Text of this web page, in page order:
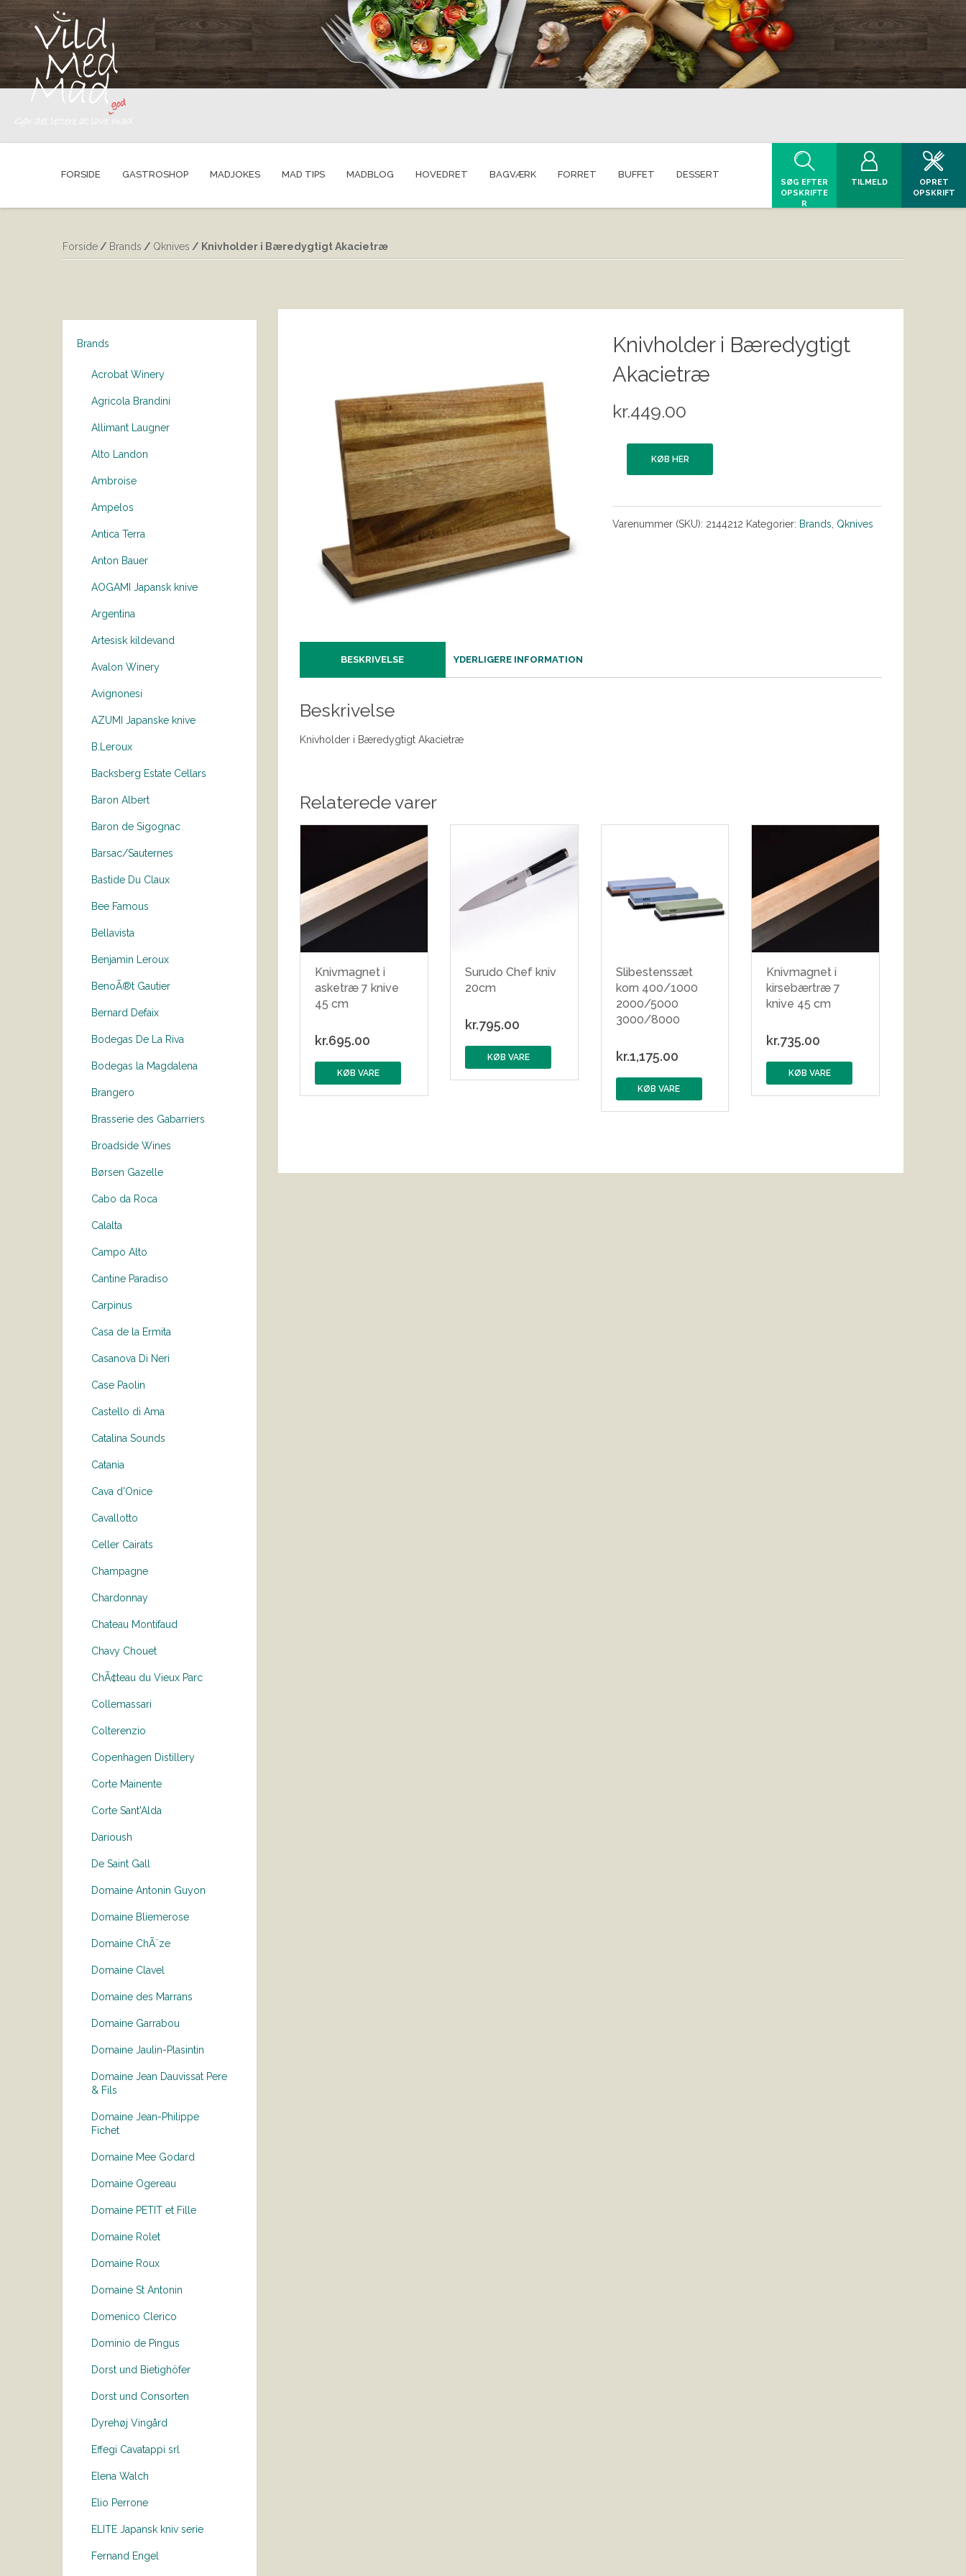
FORSIDE GASTROSHOP MADJOKES MAD TIPS MADBLOG HOVEDRET BAGVÆRK FORRET BUFFET DESSERT
SØG EFTER
OPSKRIFTE
R
TILMELD
OPRET
OPSKRIFT
Forside / Brands / Qknives / Knivholder i Bæredygtigt Akacietræ
Brands
Acrobat Winery
Agricola Brandini
Allimant Laugner
Alto Landon
Ambroise
Ampelos
Antica Terra
Anton Bauer
AOGAMI Japansk knive
Argentina
Artesisk kildevand
Avalon Winery
Avignonesi
AZUMI Japanske knive
B.Leroux
Backsberg Estate Cellars
Baron Albert
Baron de Sigognac
Barsac/Sauternes
Bastide Du Claux
Bee Famous
Bellavista
Benjamin Leroux
BenoÃ®t Gautier
Bernard Defaix
Bodegas De La Riva
Bodegas la Magdalena
Brangero
Brasserie des Gabarriers
Broadside Wines
Børsen Gazelle
Cabo da Roca
Calalta
Campo Alto
Cantine Paradiso
Carpinus
Casa de la Ermita
Casanova Di Neri
Case Paolin
Castello di Ama
Catalina Sounds
Catania
Cava d'Onice
Cavallotto
Celler Cairats
Champagne
Chardonnay
Chateau Montifaud
Chavy Chouet
ChÃ¢teau du Vieux Parc
Collemassari
Colterenzio
Copenhagen Distillery
Corte Mainente
Corte Sant'Alda
Darioush
De Saint Gall
Domaine Antonin Guyon
Domaine Bliemerose
Domaine ChÃ¨ze
Domaine Clavel
Domaine des Marrans
Domaine Garrabou
Domaine Jaulin-Plasintin
Domaine Jean Dauvissat Pere
& Fils
Domaine Jean-Philippe
Fichet
Domaine Mee Godard
Domaine Ogereau
Domaine PETIT et Fille
Domaine Rolet
Domaine Roux
Domaine St Antonin
Domenico Clerico
Dominio de Pingus
Dorst und Bietighöfer
Dorst und Consorten
Dyrehøj Vingård
Effegi Cavatappi srl
Elena Walch
Elio Perrone
ELITE Japansk kniv serie
Fernand Engel
Knivholder i Bæredygtigt
Akacietræ
kr.449.00
KØB HER
Varenummer (SKU): 2144212 Kategorier: Brands Qknives
BESKRIVELSE YDERLIGERE INFORMATION
Beskrivelse
Knivholder i Bæredygtigt Akacietræ
Relaterede varer
Knivmagnet i
asketræ 7 knive
45 cm
kr.695.00
KØB VARE
Surudo Chef kniv
20cm
kr.795.00
KØB VARE
Slibestenssæt
korn 400/1000
2000/5000
3000/8000
kr.1,175.00
KØB VARE
Knivmagnet i
kirsebærtræ 7
knive 45 cm
kr.735.00
KØB VARE